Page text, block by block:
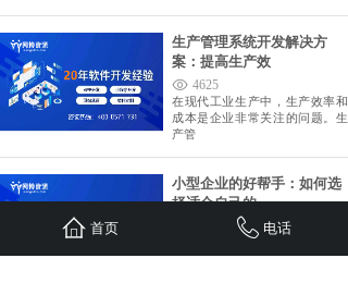
生产管理系统开发解决方
案：提高生产效
4625
在现代工业生产中，生产效率和
成本是企业非常关注的问题。生
产管
小型企业的好帮手：如何选
择适合自己的
小型公司管理软件是为小型企业
量身打造的一款管理软件，旨在
首页 电话